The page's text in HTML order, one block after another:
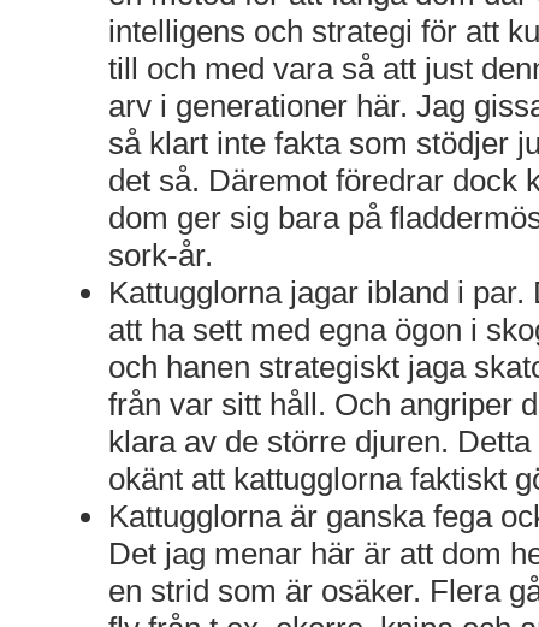
intelligens och strategi för att
till och med vara så att just
arv i generationer här. Jag
så klart inte fakta som stödjer
det så. Däremot föredrar dock
dom ger sig bara på
sork-år.
Kattugglorna jagar ibland i
att ha sett med egna ögon i
och hanen strategiskt jaga
från var sitt håll. Och angriper
klara av de större djuren.
okänt att kattugglorna faktiskt
Kattugglorna är ganska fega
Det jag menar här är att dom
en strid som är osäker. Flera